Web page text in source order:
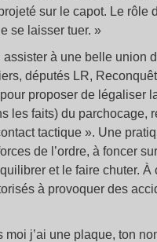
sur le capot. Le rôle
se laisser tuer. »
assister à une belle union
députés LR,
proposer de légaliser
les faits) du parchocage,
tactique ». Une
de l’ordre, à foncer
et le faire chuter. À
à provoquer des
moi j’ai une plaque, ton